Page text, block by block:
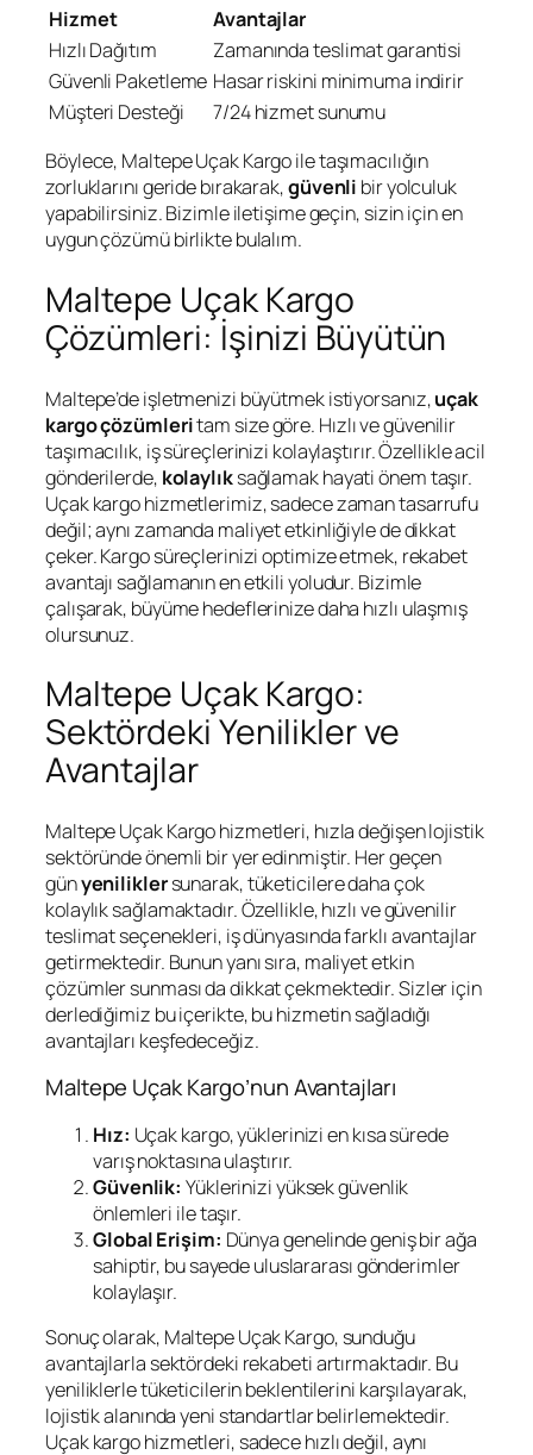
Hizmet
Avantajlar
Hızlı Dağıtım
Zamanında teslimat garantisi
Güvenli Paketleme Hasar riskini minimuma indirir
Müşteri Desteği
7/24 hizmet sunumu
Böylece, Maltepe Uçak Kargo ile taşımacılığın
zorluklarını geride bırakarak,güvenli bir yolculuk
yapabilirsiniz. Bizimle iletişime geçin, sizin için en
uygun çözümü birlikte bulalım.
Maltepe Uçak Kargo
Çözümleri: İşinizi Büyütün
Maltepe’de işletmenizi büyütmek istiyorsanız,uçak
kargo çözümleritam size göre. Hızlı ve güvenilir
taşımacılık, iş süreçlerinizi kolaylaştırır. Özellikle acil
gönderilerde, kolaylıksağlamak hayati önem taşır.
Uçak kargo hizmetlerimiz, sadece zaman tasarrufu
değil; aynı zamanda maliyet etkinliğiyle de dikkat
çeker. Kargo süreçlerinizi optimize etmek, rekabet
avantajı sağlamanın en etkili yoludur. Bizimle
çalışarak, büyüme hedeflerinize daha hızlı ulaşmış
olursunuz.
Maltepe Uçak Kargo:
Sektördeki Yenilikler ve
Avantajlar
Maltepe Uçak Kargo hizmetleri, hızla değişen lojistik
sektöründe önemli bir yer edinmiştir. Her geçen
günyeniliklersunarak, tüketicilere daha çok
kolaylık sağlamaktadır. Özellikle, hızlı ve güvenilir
teslimat seçenekleri, iş dünyasında farklı avantajlar
getirmektedir. Bunun yanı sıra, maliyet etkin
çözümler sunması da dikkat çekmektedir. Sizler için
derlediğimiz bu içerikte, bu hizmetin sağladığı
avantajları keşfedeceğiz.
Maltepe Uçak Kargo’nun Avantajları
Hız: Uçak kargo, yüklerinizi en kısa sürede
varış noktasına ulaştırır.
Güvenlik: Yüklerinizi yüksek güvenlik
önlemleri ile taşır.
Global Erişim: Dünya genelinde geniş bir ağa
sahiptir, bu sayede uluslararası gönderimler
kolaylaşır.
Sonuç olarak, Maltepe Uçak Kargo, sunduğu
avantajlarla sektördeki rekabeti artırmaktadır. Bu
yeniliklerle tüketicilerin beklentilerini karşılayarak,
lojistik alanında yeni standartlar belirlemektedir.
Uçak kargo hizmetleri, sadece hızlı değil, aynı